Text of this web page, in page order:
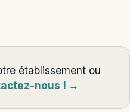
établissement ou
nous ! →